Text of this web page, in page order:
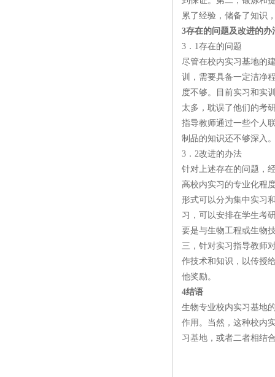
累了经验，储备了知识
3存在的问题及改进的办
3．1存在的问题
尽管在校内实习基地的
训，需要具备一定洁净
度不够。目前实习和实
太多，耽误了他们的考
指导教师通过一些个人
制品的知识还不够深入
3．2改进的办法
针对上述存在的问题，
高校内实习的专业化程
形式可以分为集中实习
习，可以安排在学生考
要是与生物工程或生物
三，针对实习指导教师
作技术和知识，以传授
他奖励。
4结语
生物专业校内实习基地
作用。当然，这种校内
习基地，或者二者相结